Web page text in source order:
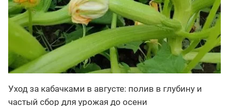
Уход за кабачками в августе: полив в глубину и
частый сбор для урожая до осени